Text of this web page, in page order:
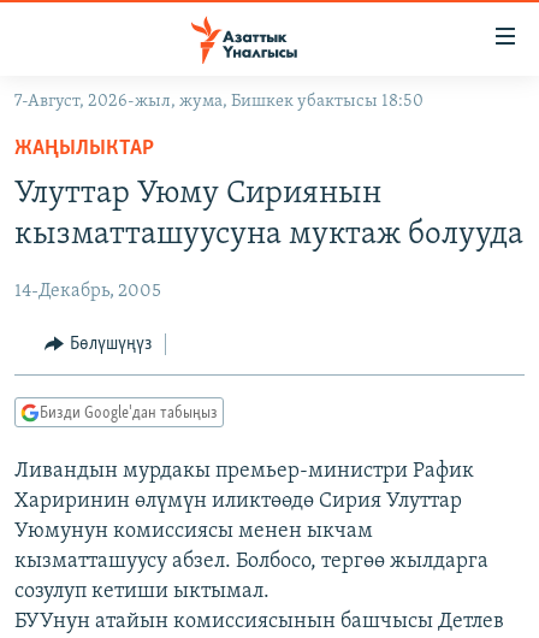
Навигацияга
өтүңүз
Издөөгө
салыңызКЫРГЫЗСТАН
ЭКОНОМИКА
МАДАНИЯТ
ДҮЙНӨ
БОРБОР АЗИЯ
АТАЙЫН ИЛИКТӨӨ
ТВ ПРОГРАММАЛАР
ЭКСПЕРТТЕР ТАЛДАЙТ
БИЗ ЖАНА ДҮЙНӨ
ДАНИСТЕ
ЭЖЕ-СИҢДИЛЕР
АЗАТТЫК+
ӨЗГӨЧӨ ПИКИР
Русский
ОНЛАЙН ШЕРИНЕ
7-Август, 2026-жыл, жума, Бишкек убактысы 18:50
ЖАҢЫЛЫКТАР
Улуттар Уюму Сириянын
кызматташуусуна муктаж болууда
14-Декабрь, 2005
Бөлүшүңүз
Бизди Google'дан табыңыз
Ливандын мурдакы премьер-министри Рафик
Хариринин өлүмүн иликтөөдө Сирия Улуттар
Уюмунун комиссиясы менен ыкчам
кызматташуусу абзел. Болбосо, тергөө жылдарга
созулуп кетиши ыктымал.
БУУнун атайын комиссиясынын башчысы Детлев